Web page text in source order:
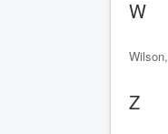
W
Z